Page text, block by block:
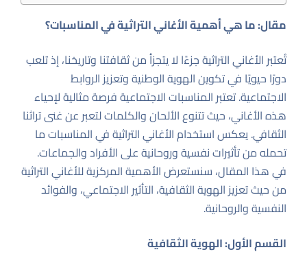
مقال: ما هي أهمية الأغاني التراثية في المناسبات؟
تُعتبر الأغاني التراثية جزءًا لا يتجزأ من ثقافتنا وتاريخنا، إذ تلعب
دورًا حيويًا في تكوين الهوية الوطنية وتعزيز الروابط
الاجتماعية. تعتبر المناسبات الاجتماعية فرصة مثالية لإحياء
هذه الأغاني، حيث تتنوع الألحان والكلمات لتعبر عن غنى تراثنا
الثقافي. يعكس استخدام الأغاني التراثية في المناسبات ما
تحمله من تأثيرات نفسية وروحانية على الأفراد والجماعات.
في هذا المقال، سنستعرض الأهمية المركزية للأغاني التراثية
من حيث تعزيز الهوية الثقافية، التأثير الاجتماعي، والفوائد
النفسية والروحانية.
القسم الأول: الهوية الثقافية